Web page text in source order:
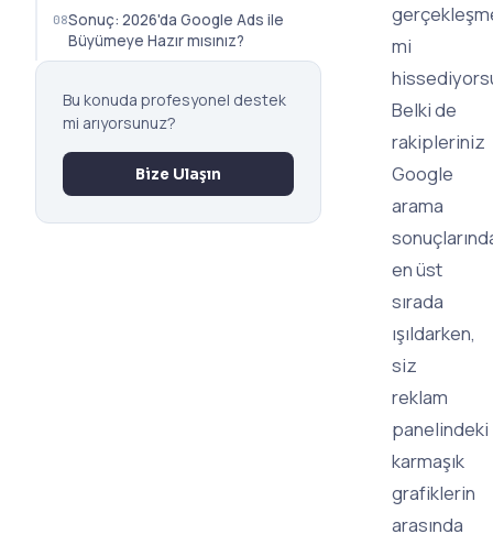
Sonuç: 2026'da Google Ads ile
Büyümeye Hazır mısınız?
Bu konuda profesyonel destek
mi arıyorsunuz?
Bize Ulaşın
mi
Belki de
rakipleriniz
Google
arama
en üst
sırada
ışıldarken,
siz
reklam
panelindeki
karmaşık
grafiklerin
arasında